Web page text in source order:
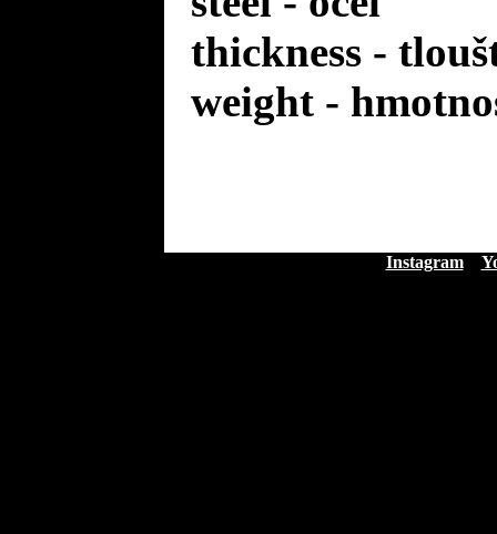
thickness -
weight -
Instagram